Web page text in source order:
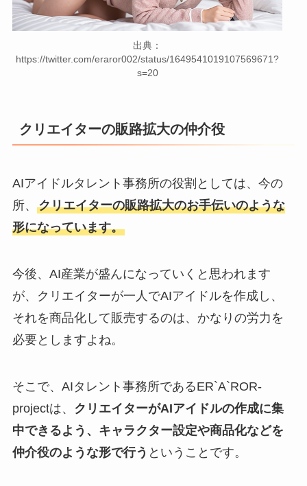
出典：
https://twitter.com/eraror002/status/1649541019107569671?
s=20
クリエイターの販路拡大の仲介役
AIアイドルタレント事務所の役割としては、今の
所、 クリエイターの販路拡大のお手伝いのような
形になっています。
今後、AI産業が盛んになっていくと思われます
が、クリエイターが一人でAIアイドルを作成し、
それを商品化して販売するのは、かなりの労力を
必要としますよね。
そこで、AIタレント事務所であるER`A`ROR-
projectは、 クリエイターがAIアイドルの作成に集
中できるよう、キャラクター設定や商品化などを
仲介役のような形で行う ということです。